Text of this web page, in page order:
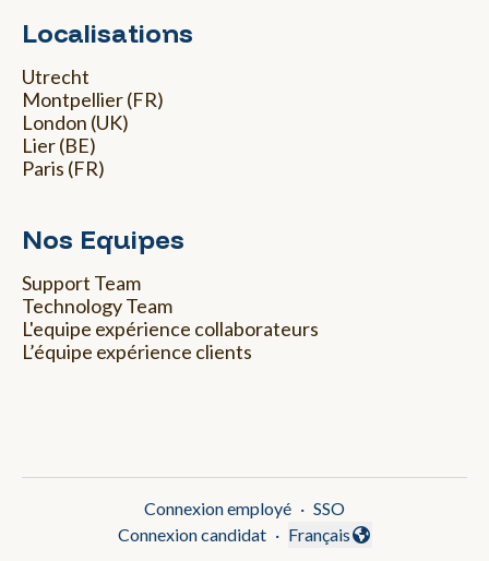
Localisations
Utrecht
Montpellier (FR)
London (UK)
Lier (BE)
Paris (FR)
Nos Equipes
Support Team
Technology Team
L'equipe expérience collaborateurs
L’équipe expérience clients
Connexion employé · SSO
Connexion candidat ·
Changer la langue
Français